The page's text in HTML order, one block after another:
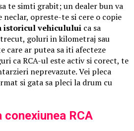
te simti grabit; un dealer bun va
neclar, opreste-te si cere o copie
istoricul vehiculului ca sa
goluri in kilometraj sau
care ar putea sa iti afecteze
ca RCA-ul este activ si corect, te
neprevazute. Vei pleca
si gata sa pleci la drum cu
RCA